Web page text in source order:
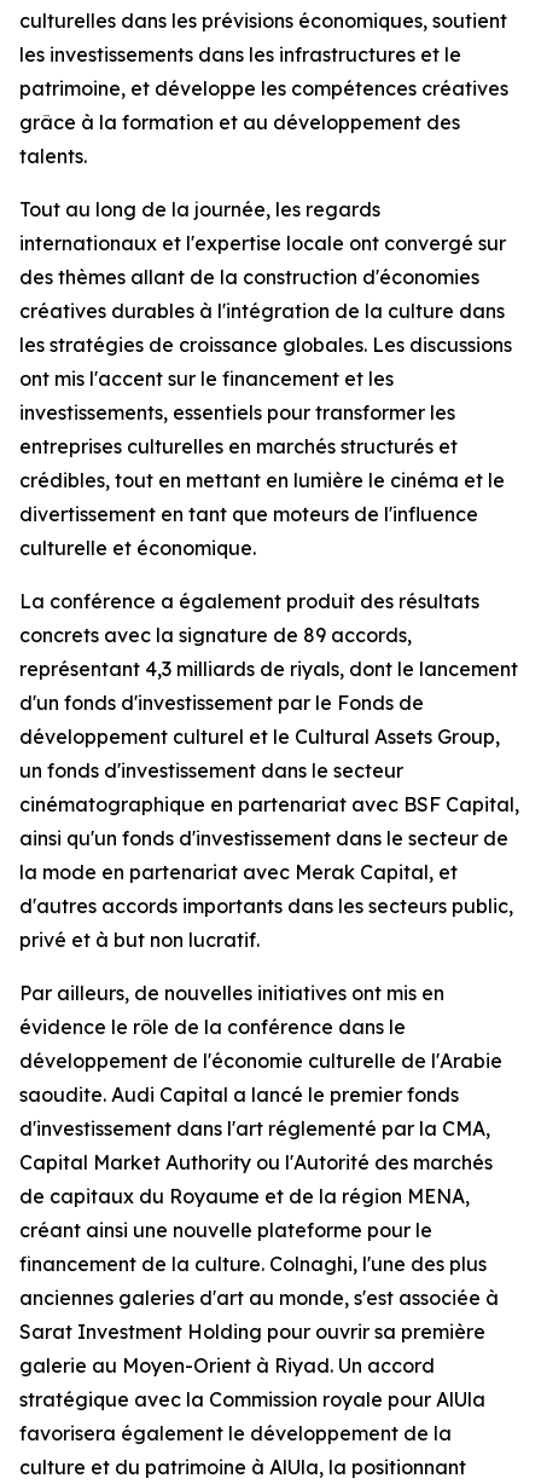
culturelles dans les prévisions économiques, soutient
les investissements dans les infrastructures et le
patrimoine, et développe les compétences créatives
grâce à la formation et au développement des
talents.
Tout au long de la journée, les regards
internationaux et l'expertise locale ont convergé sur
des thèmes allant de la construction d'économies
créatives durables à l'intégration de la culture dans
les stratégies de croissance globales. Les discussions
ont mis l'accent sur le financement et les
investissements, essentiels pour transformer les
entreprises culturelles en marchés structurés et
crédibles, tout en mettant en lumière le cinéma et le
divertissement en tant que moteurs de l'influence
culturelle et économique.
La conférence a également produit des résultats
concrets avec la signature de 89 accords,
représentant 4,3 milliards de riyals, dont le lancement
d'un fonds d'investissement par le Fonds de
développement culturel et le Cultural Assets Group,
un fonds d'investissement dans le secteur
cinématographique en partenariat avec BSF Capital,
ainsi qu'un fonds d'investissement dans le secteur de
la mode en partenariat avec Merak Capital, et
d'autres accords importants dans les secteurs public,
privé et à but non lucratif.
Par ailleurs, de nouvelles initiatives ont mis en
évidence le rôle de la conférence dans le
développement de l'économie culturelle de l'Arabie
saoudite. Audi Capital a lancé le premier fonds
d'investissement dans l'art réglementé par la CMA,
Capital Market Authority ou l'Autorité des marchés
de capitaux du Royaume et de la région MENA,
créant ainsi une nouvelle plateforme pour le
financement de la culture. Colnaghi, l'une des plus
anciennes galeries d'art au monde, s'est associée à
Sarat Investment Holding pour ouvrir sa première
galerie au Moyen-Orient à Riyad. Un accord
stratégique avec la Commission royale pour AlUla
favorisera également le développement de la
culture et du patrimoine à AlUla, la positionnant